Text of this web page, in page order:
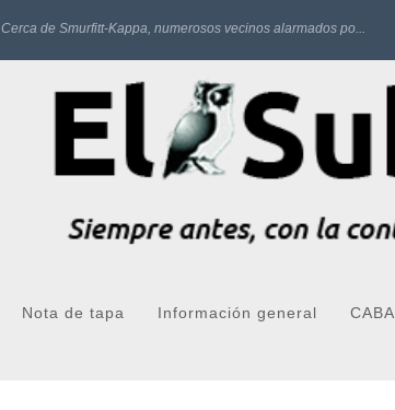
Cerca de Smurfitt-Kappa, numerosos vecinos alarmados po...
Nota de tapa Información general CABA